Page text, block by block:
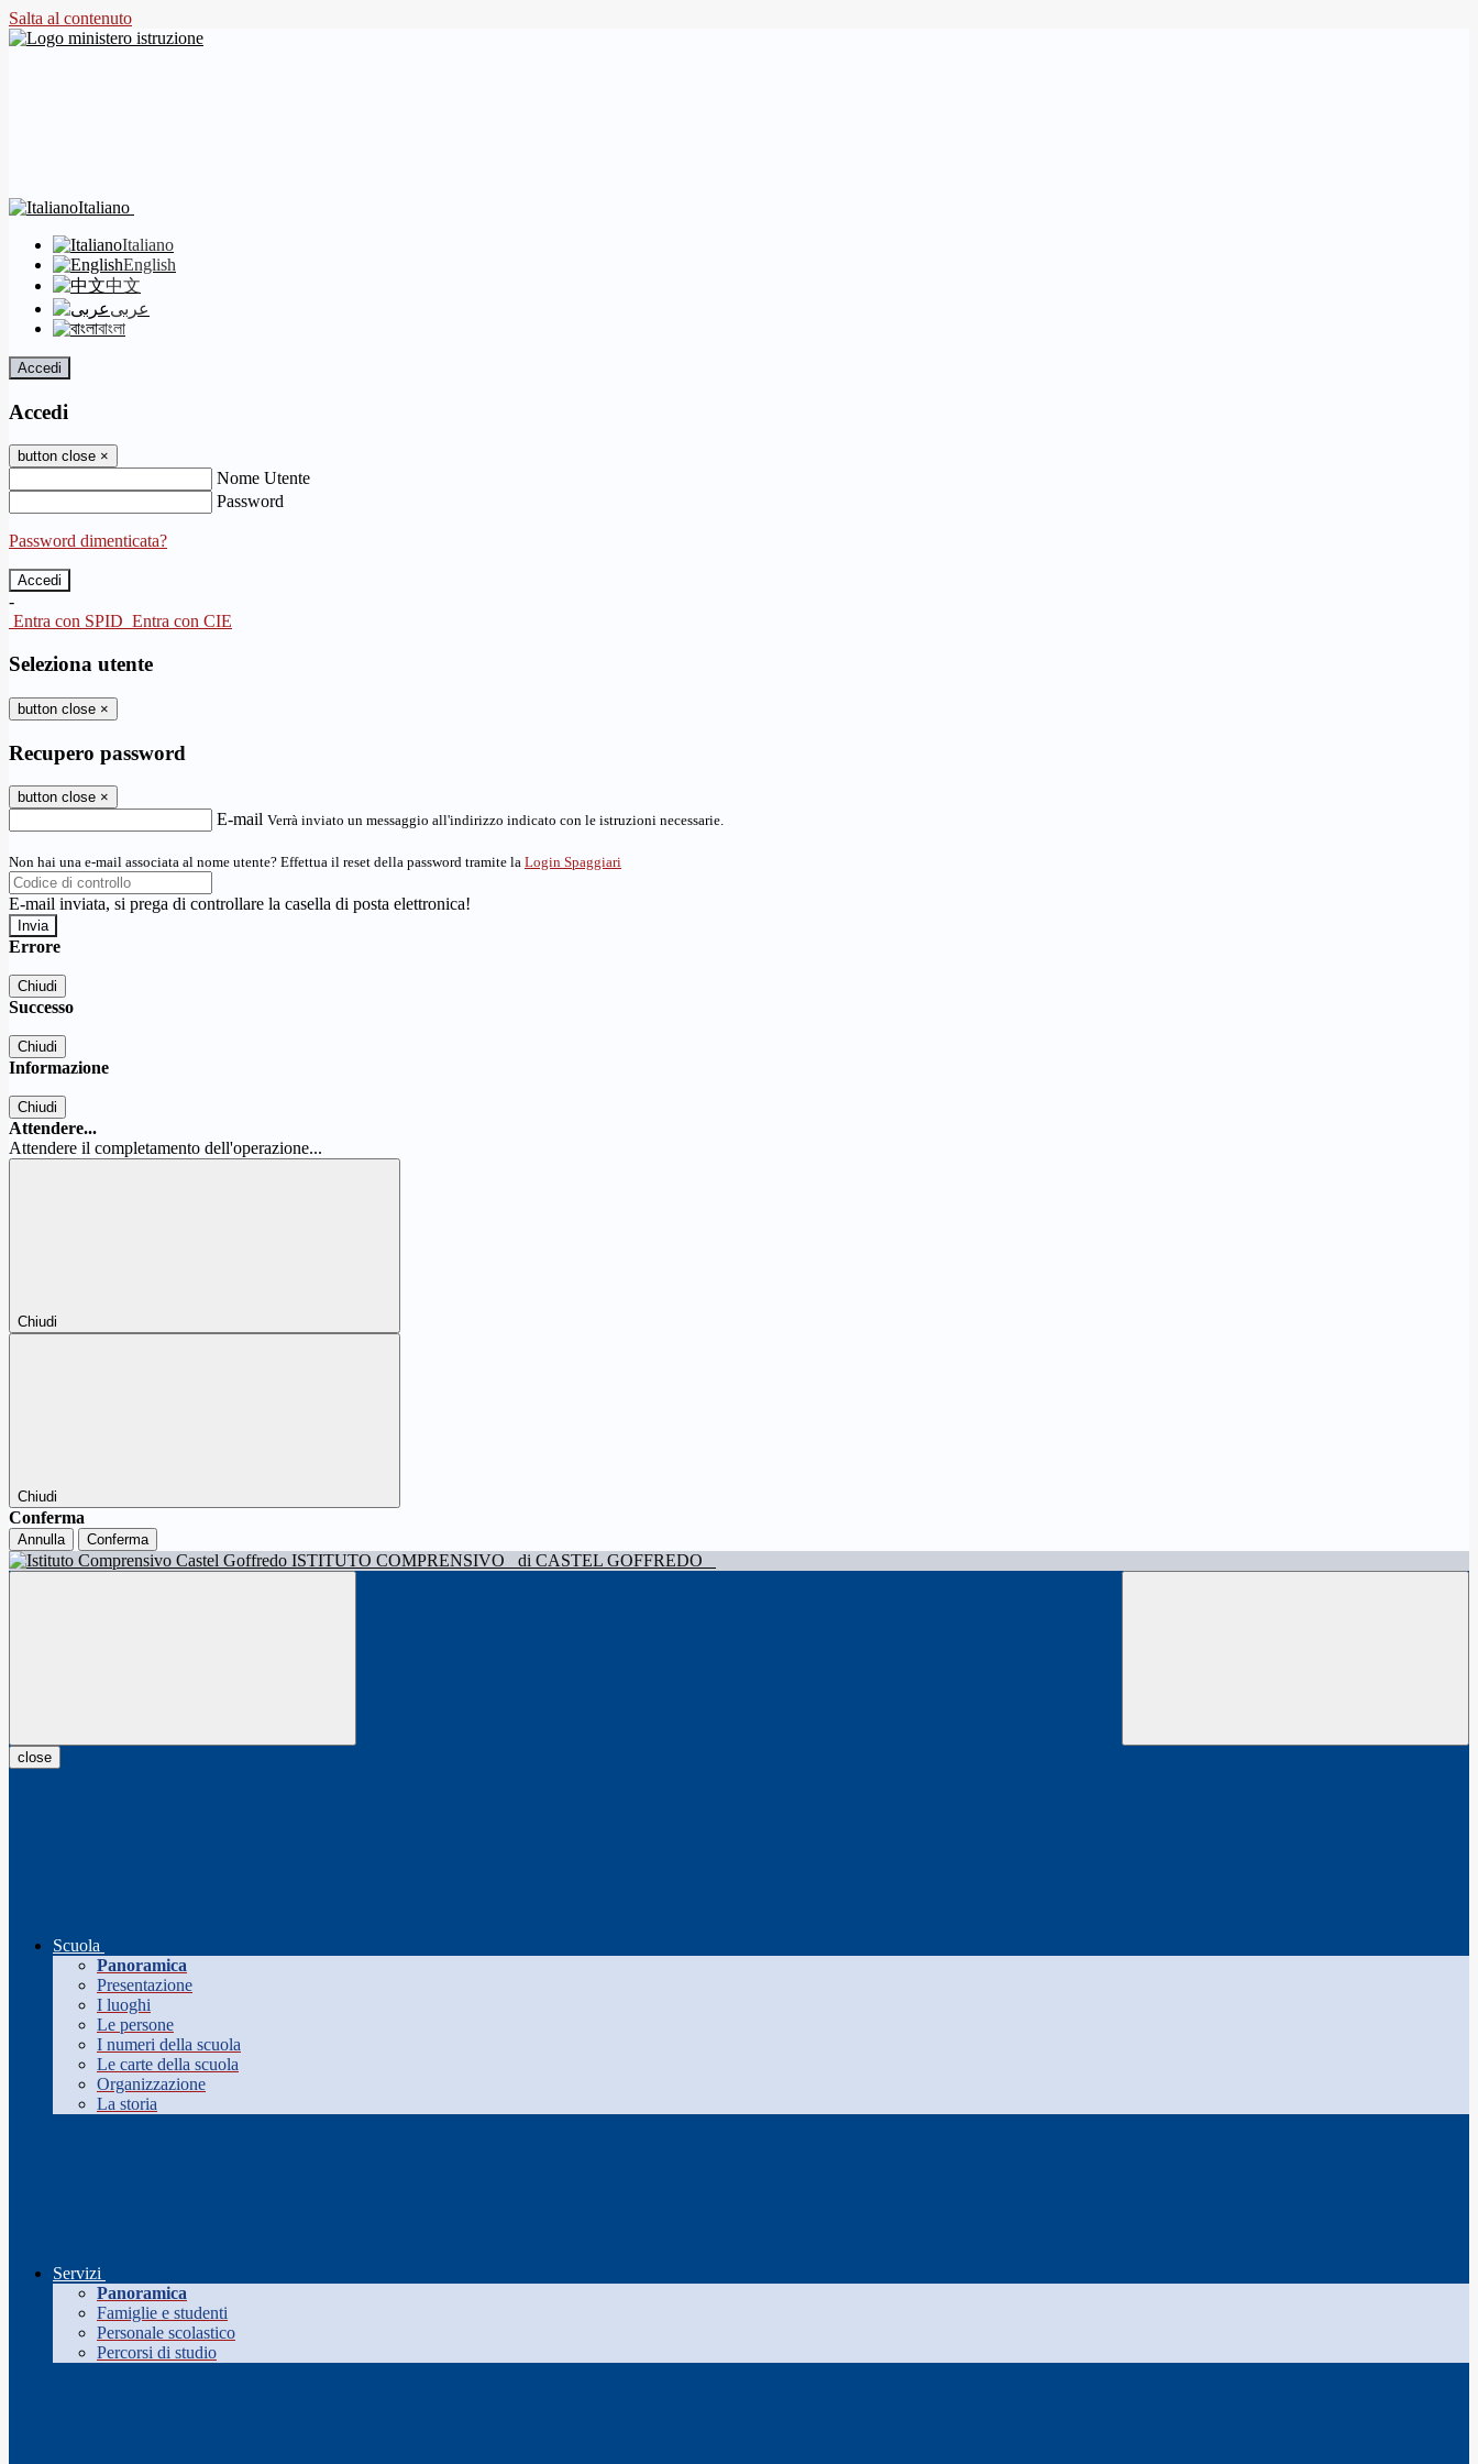
Salta al contenuto
Italiano
Italiano
English
中文
عربى
বাংলা
Accedi
Accedi
button close ×
Nome Utente
Password
Password dimenticata?
-
Entra con SPID Entra con CIE
Seleziona utente
button close ×
Recupero password
button close ×
E-mail Verrà inviato un messaggio all'indirizzo indicato con le istruzioni necessarie.
Non hai una e-mail associata al nome utente? Effettua il reset della password tramite la Login Spaggiari
E-mail inviata, si prega di controllare la casella di posta elettronica!
Errore
Chiudi
Successo
Chiudi
Informazione
Chiudi
Attendere...
Attendere il completamento dell'operazione...
Chiudi
Chiudi
Conferma
Annulla Conferma
ISTITUTO COMPRENSIVO di CASTEL GOFFREDO
close
Scuola
Panoramica
Presentazione
I luoghi
Le persone
I numeri della scuola
Le carte della scuola
Organizzazione
La storia
Servizi
Panoramica
Famiglie e studenti
Personale scolastico
Percorsi di studio